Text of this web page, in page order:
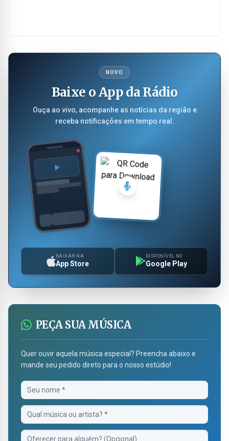
NOVO
Baixe o App da Rádio
Ouça ao vivo, acompanhe as notícias da região e
receba notificações em tempo real.
BAIXAR NA
App Store
DISPONÍVEL NO
Google Play
PEÇA SUA MÚSICA
Quer ouvir aquela música especial? Preencha abaixo e
mande seu pedido direto para o nosso estúdio!